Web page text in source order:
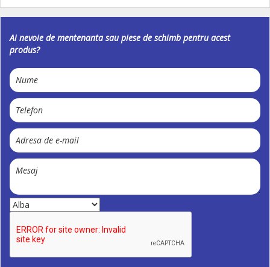
Ai nevoie de mentenanta sau piese de schimb pentru acest
produs?